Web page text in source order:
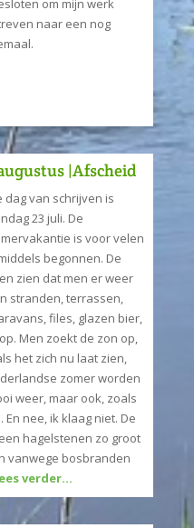
om mijn werk
naar een nog
|Afscheid
dag van schrijven is
23 juli. De
is voor velen
begonnen. De
zien dat men er weer
stranden, terrassen,
files, glazen bier,
Men zoekt de zon op,
het zich nu laat zien,
zomer worden
weer, maar ook, zoals
nee, ik klaag niet. De
hagelstenen zo groot
vanwege bosbranden
verder…